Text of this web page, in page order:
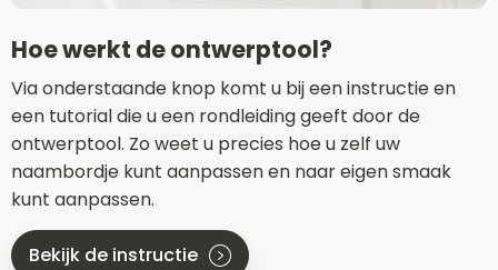
Hoe werkt de ontwerptool?
Via onderstaande knop komt u bij een instructie en
een tutorial die u een rondleiding geeft door de
ontwerptool. Zo weet u precies hoe u zelf uw
naambordje kunt aanpassen en naar eigen smaak
kunt aanpassen.
Bekijk de instructie